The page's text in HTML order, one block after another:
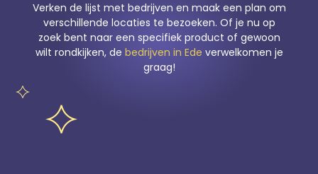
Verken de lijst met bedrijven en maak een plan om
verschillende locaties te bezoeken. Of je nu op
zoek bent naar een specifiek product of gewoon
wilt rondkijken, de bedrijven in Ede verwelkomen je
graag!